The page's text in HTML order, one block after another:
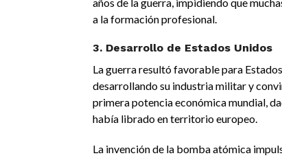
a la formación profesional.
3. Desarrollo de Estados Unidos
La guerra resultó favorable para
desarrollando su industria militar y
primera potencia económica mundial,
había librado en territorio europeo.
La invención de la bomba atómica